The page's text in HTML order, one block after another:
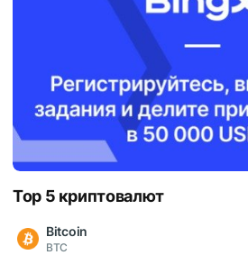
Top 5 криптовалют
Bitcoin
BTC